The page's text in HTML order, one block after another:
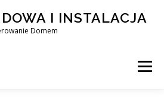
I INSTALACJA
Domem
Menu